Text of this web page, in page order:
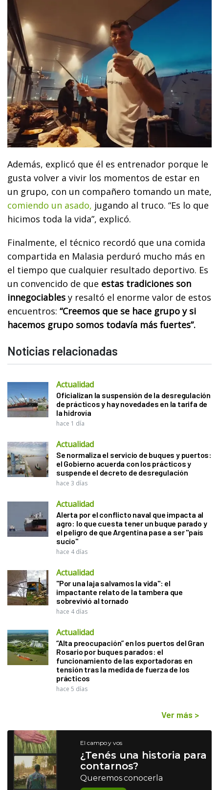
Además, explicó que él es entrenador porque le
gusta volver a vivir los momentos de estar en
un grupo, con un compañero tomando un mate,
comiendo un asado, jugando al truco. “Es lo que
hicimos toda la vida”, explicó.
Finalmente, el técnico recordó que una comida
compartida en Malasia perduró mucho más en
el tiempo que cualquier resultado deportivo. Es
un convencido de que estas tradiciones son
innegociables y resaltó el enorme valor de estos
encuentros: “Creemos que se hace grupo y si
hacemos grupo somos todavía más fuertes”.
Noticias relacionadas
Actualidad
Oficializan la suspensión de la desregulación
de prácticos y hay novedades en la tarifa de
la hidrovía
hace 1 día
Actualidad
Se normaliza el servicio de buques y puertos:
el Gobierno acuerda con los prácticos y
suspende el decreto de desregulación
hace 3 días
Actualidad
Alerta por el conflicto naval que impacta al
agro: lo que cuesta tener un buque parado y
el peligro de que Argentina pase a ser "país
sucio"
hace 4 días
Actualidad
"Por una laja salvamos la vida": el
impactante relato de la tambera que
sobrevivió al tornado
hace 4 días
Actualidad
“Alta preocupación” en los puertos del Gran
Rosario por buques parados: el
funcionamiento de las exportadoras en
tensión tras la medida de fuerza de los
prácticos
hace 5 días
Ver más >
El campo y vos
¿Tenés una historia para
contarnos?
Queremos conocerla